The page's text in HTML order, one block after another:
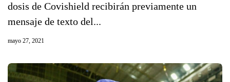
dosis de Covishield recibirán previamente un
mensaje de texto del...
mayo 27, 2021